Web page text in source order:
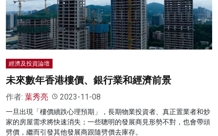
經濟及投資論壇
未來數年香港樓價、銀行業和經濟前景
作者: 葉秀亮 2023-11-08
一旦出現「樓價續跌心理預期」，長期物業投資者、真正置業者和炒
家的房屋需求將快速消失；一些聰明的發展商見形勢不對，也會帶頭
劈價，繼而引發其他發展商跟隨劈價去庫存。